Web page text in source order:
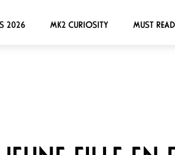
2026 MK2 CURIOSITY MUST READ